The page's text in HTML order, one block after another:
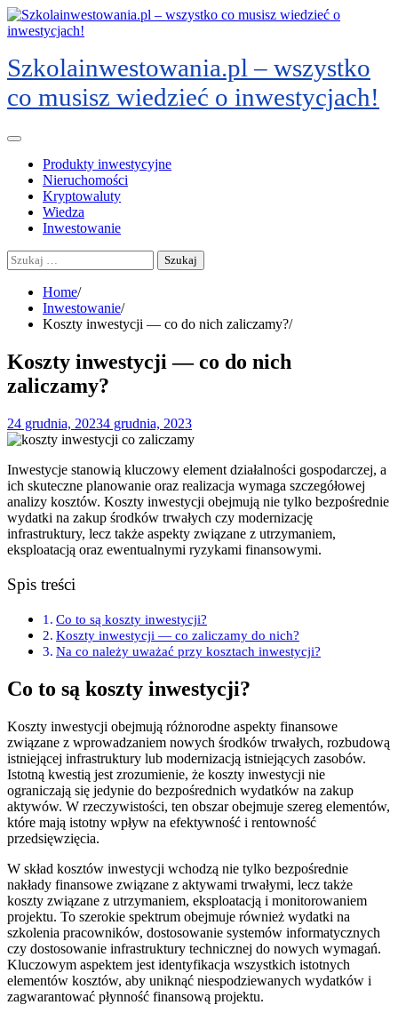
Skip
to
Szkolainwestowania.pl – wszystko
co musisz wiedzieć o inwestycjach!
Produkty inwestycyjne
Nieruchomości
Kryptowaluty
Wiedza
Inwestowanie
Szukaj:
Home
Inwestowanie
Koszty inwestycji — co do nich zaliczamy?
Koszty inwestycji — co do nich
zaliczamy?
24 grudnia, 20234 grudnia, 2023
Inwestycje stanowią kluczowy element działalności gospodarczej, a
ich skuteczne planowanie oraz realizacja wymaga szczegółowej
analizy kosztów. Koszty inwestycji obejmują nie tylko bezpośrednie
wydatki na zakup środków trwałych czy modernizację
infrastruktury, lecz także aspekty związane z utrzymaniem,
eksploatacją oraz ewentualnymi ryzykami finansowymi.
Spis treści
Co to są koszty inwestycji?
Koszty inwestycji — co zaliczamy do nich?
Na co należy uważać przy kosztach inwestycji?
Co to są koszty inwestycji?
Koszty inwestycji obejmują różnorodne aspekty finansowe
związane z wprowadzaniem nowych środków trwałych, rozbudową
istniejącej infrastruktury lub modernizacją istniejących zasobów.
Istotną kwestią jest zrozumienie, że koszty inwestycji nie
ograniczają się jedynie do bezpośrednich wydatków na zakup
aktywów. W rzeczywistości, ten obszar obejmuje szereg elementów,
które mają istotny wpływ na efektywność i rentowność
przedsięwzięcia.
W skład kosztów inwestycji wchodzą nie tylko bezpośrednie
nakłady finansowe związane z aktywami trwałymi, lecz także
koszty związane z utrzymaniem, eksploatacją i monitorowaniem
projektu. To szerokie spektrum obejmuje również wydatki na
szkolenia pracowników, dostosowanie systemów informatycznych
czy dostosowanie infrastruktury technicznej do nowych wymagań.
Kluczowym aspektem jest identyfikacja wszystkich istotnych
elementów kosztów, aby uniknąć niespodziewanych wydatków i
zagwarantować płynność finansową projektu.